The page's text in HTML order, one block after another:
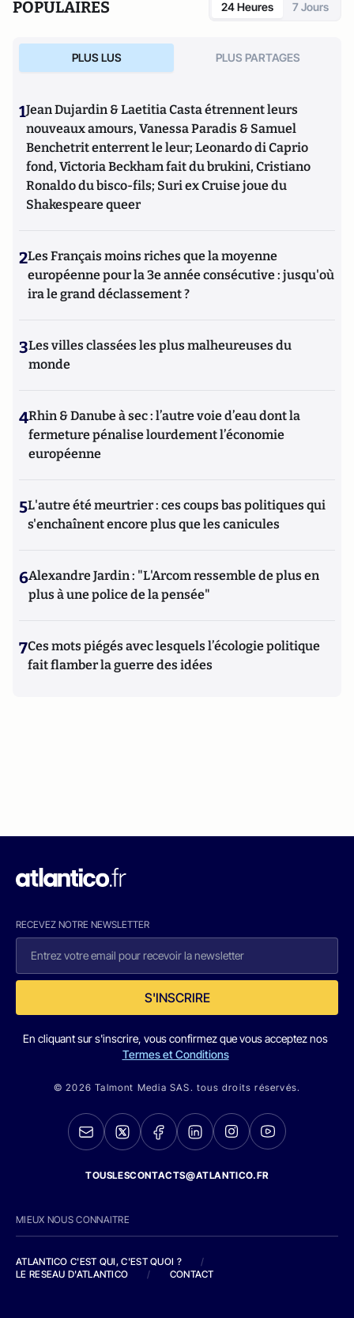
POPULAIRES 24 Heures 7 Jours
PLUS LUS PLUS PARTAGES
1Jean Dujardin & Laetitia Casta étrennent leurs
nouveaux amours, Vanessa Paradis & Samuel
Benchetrit enterrent le leur; Leonardo di Caprio
fond, Victoria Beckham fait du brukini, Cristiano
Ronaldo du bisco-fils; Suri ex Cruise joue du
Shakespeare queer
2Les Français moins riches que la moyenne
européenne pour la 3e année consécutive : jusqu'où
ira le grand déclassement ?
3Les villes classées les plus malheureuses du
monde
4Rhin & Danube à sec : l’autre voie d’eau dont la
fermeture pénalise lourdement l’économie
européenne
5L'autre été meurtrier : ces coups bas politiques qui
s'enchaînent encore plus que les canicules
6Alexandre Jardin : "L'Arcom ressemble de plus en
plus à une police de la pensée"
7Ces mots piégés avec lesquels l’écologie politique
fait flamber la guerre des idées
RECEVEZ NOTRE NEWSLETTER
S'INSCRIRE
En cliquant sur s'inscrire, vous confirmez que vous acceptez nos
Termes et Conditions
© 2026 Talmont Media SAS. tous droits réservés.
TOUSLESCONTACTS@ATLANTICO.FR
MIEUX NOUS CONNAITRE
ATLANTICO C'EST QUI, C'EST QUOI ?
/
LE RESEAU D'ATLANTICO
/ CONTACT